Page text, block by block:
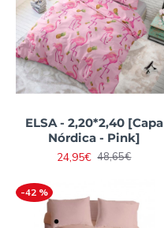
ELSA - 2,20*2,40 [Capa
Nórdica - Pink]
24,95€ 48,65€
-42 %